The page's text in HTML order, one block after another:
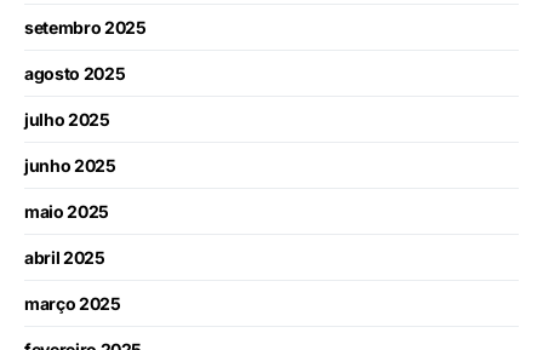
setembro 2025
agosto 2025
julho 2025
junho 2025
maio 2025
abril 2025
março 2025